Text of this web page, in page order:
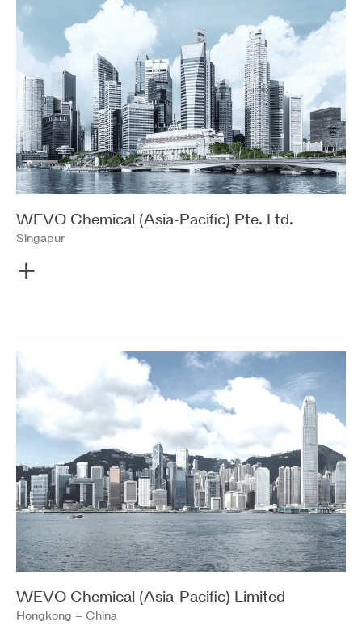
WEVO Chemical (Asia-Pacific) Pte. Ltd.
Singapur
WEVO Chemical (Asia-Pacific) Limited
Hongkong – China